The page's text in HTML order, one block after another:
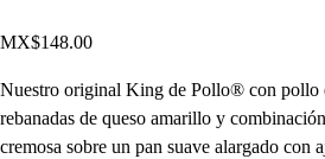
MX$148.00
Nuestro original King de Pollo® con pollo
rebanadas de queso amarillo y
cremosa sobre un pan suave alargado con